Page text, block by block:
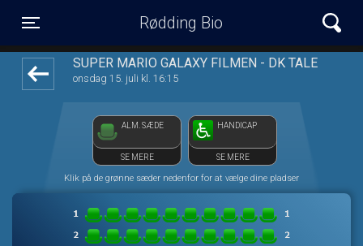
Rødding Bio
SUPER MARIO GALAXY FILMEN - DK TALE
onsdag 15. juli kl. 16:15
ALM. SÆDE
SE MERE
HANDICAP
SE MERE
Klik på de grønne sæder nedenfor for at vælge dine pladser
1step-front02 015728